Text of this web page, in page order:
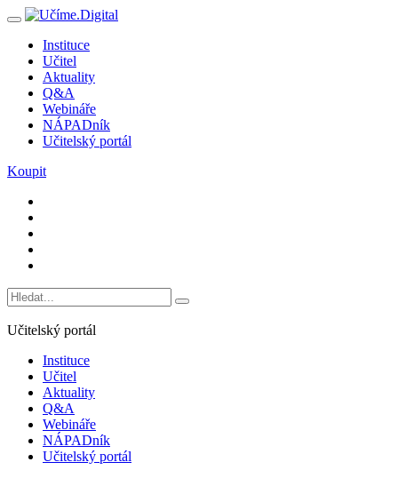
Instituce
Učitel
Aktuality
Q&A
Webináře
NÁPADník
Učitelský portál
Koupit
Učitelský portál
Instituce
Učitel
Aktuality
Q&A
Webináře
NÁPADník
Učitelský portál